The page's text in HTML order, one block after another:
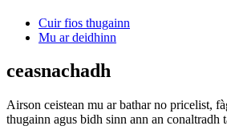
Cuir fios thugainn
Mu ar deidhinn
ceasnachadh
Airson ceistean mu ar bathar no pricelist,
thugainn agus bidh sinn ann an conaltradh